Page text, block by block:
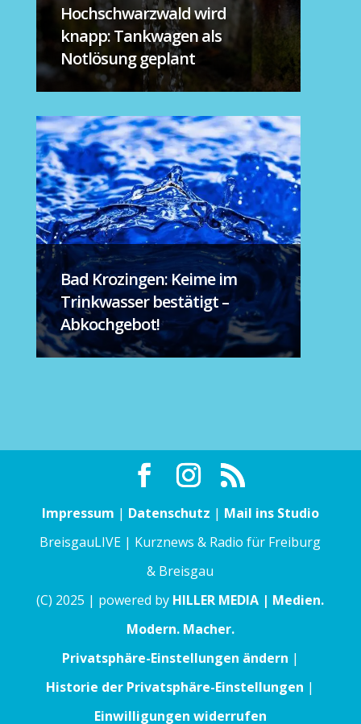
Hochschwarzwald wird
knapp: Tankwagen als
Notlösung geplant
Bad Krozingen: Keime im
Trinkwasser bestätigt –
Abkochgebot!
Impressum | Datenschutz | Mail ins Studio
BreisgauLIVE | Kurznews & Radio für Freiburg
& Breisgau
(C) 2025 | powered by HILLER MEDIA | Medien.
Modern. Macher.
Privatsphäre-Einstellungen ändern |
Historie der Privatsphäre-Einstellungen |
Einwilligungen widerrufen